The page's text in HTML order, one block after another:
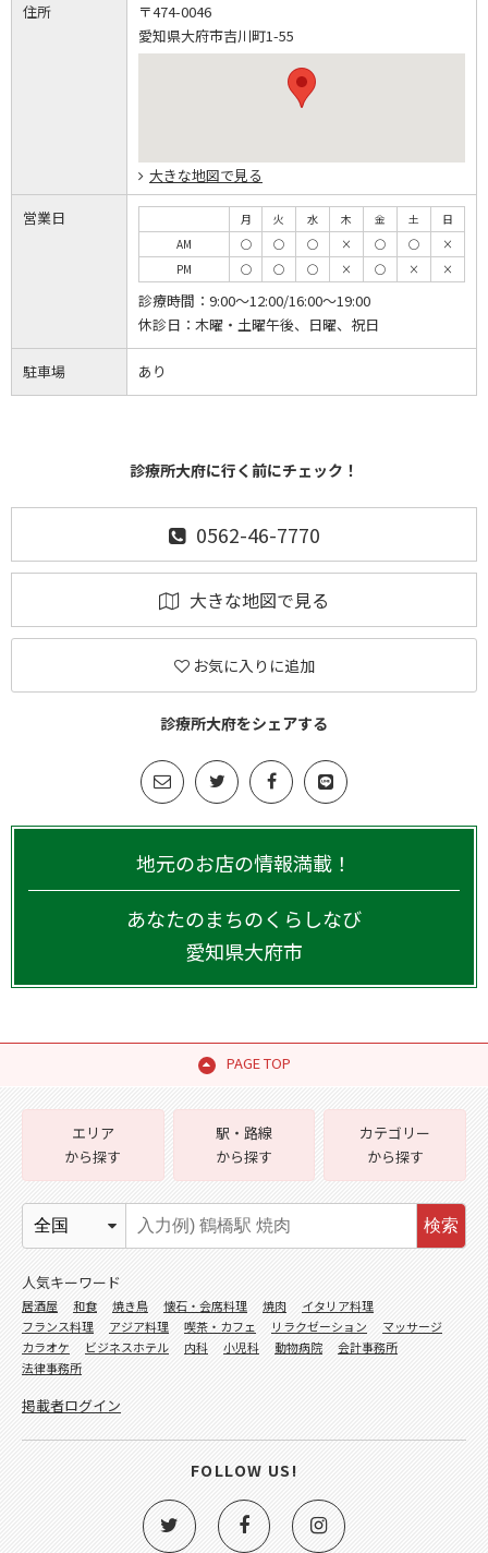
住所
〒474-0046
愛知県大府市吉川町1-55
大きな地図で見る
営業日 月 火 水 木 金 土
日
AM
◯ ◯ ◯ × ◯ ◯
×
PM
◯ ◯ ◯ × ◯ × ×
診療時間： 9:00～12:00/16:00～19:00
休診日： 木曜・土曜午後、日曜、祝日
駐車場 あり
診療所大府に行く前にチェック！
0562-46-7770
大きな地図で見る
お気に入りに追加
診療所大府をシェアする
地元のお店の情報満載！
あなたのまちのくらしなび
愛知県大府市
PAGE TOP
エリア
から探す
駅・路線
から探す
カテゴリー
から探す
検索
人気キーワード
居酒屋 和食 焼き鳥 懐石・会席料理 焼肉
イタリア料理
フランス料理
アジア料理 喫茶・カフェ リラクゼーション
マッサージ
カラオケ
ビジネスホテル 内科 小児科 動物病院
会計事務所
法律事務所
掲載者ログイン
FOLLOW US!